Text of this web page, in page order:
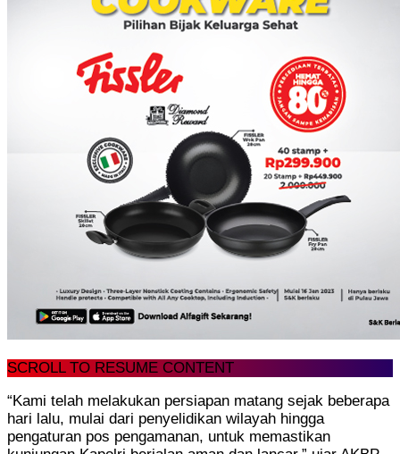
SCROLL TO RESUME CONTENT
“Kami telah melakukan persiapan matang sejak beberapa
hari lalu, mulai dari penyelidikan wilayah hingga
pengaturan pos pengamanan, untuk memastikan